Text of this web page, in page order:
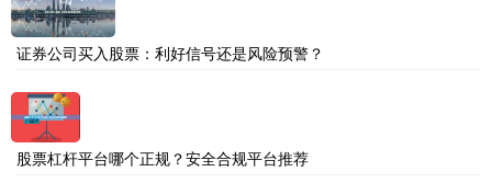
证券公司买入股票：利好信号还是风险预警？
股票杠杆平台哪个正规？安全合规平台推荐